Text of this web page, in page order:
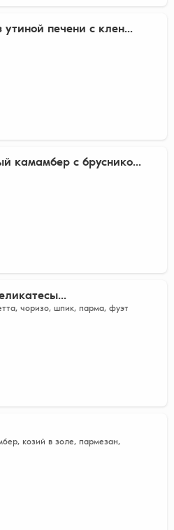
утиной печени с клен...
камамбер с бруснико...
чоризо, шпик, парма, фуэт
козий в золе, пармезан,